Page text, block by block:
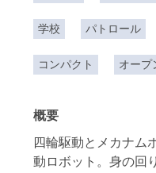
学校 パトロール
コンパクト オープ
概要
四輪駆動とメカナム
動ロボット。身の回